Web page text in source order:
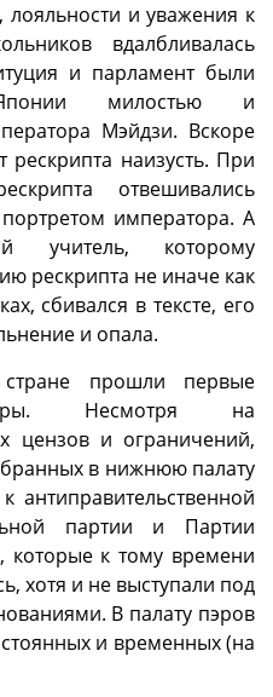
и уважения к
вдалбливалась
и парламент были
милостью и
Мэйдзи. Вскоре
рескрипта наизусть. При
отвешивались
императора. А
учитель, которому
рескрипта не иначе как
сбивался в тексте, его
и опала.
прошли первые
Несмотря на
цензов и ограничений,
в нижнюю палату
антиправительственной
партии и Партии
которые к тому времени
хотя и не выступали под
В палату пэров
и временных (на